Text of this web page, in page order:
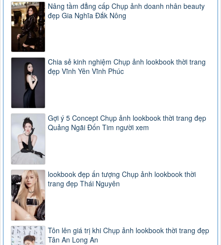
Nâng tầm đẳng cấp Chụp ảnh doanh nhân beauty
đẹp Gia Nghĩa Đắk Nông
Chia sẻ kinh nghiệm Chụp ảnh lookbook thời trang
đẹp Vĩnh Yên Vĩnh Phúc
Gợi ý 5 Concept Chụp ảnh lookbook thời trang đẹp
Quảng Ngãi Đốn Tim người xem
lookbook đẹp ấn tượng Chụp ảnh lookbook thời
trang đẹp Thái Nguyên
Tôn lên giá trị khi Chụp ảnh lookbook thời trang đẹp
Tân An Long An